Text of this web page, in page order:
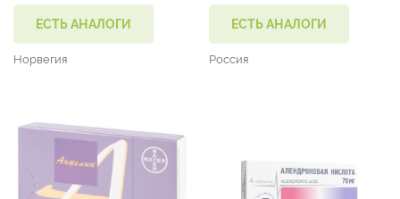
ЕСТЬ АНАЛОГИ
Норвегия
ЕСТЬ АНАЛОГИ
Россия